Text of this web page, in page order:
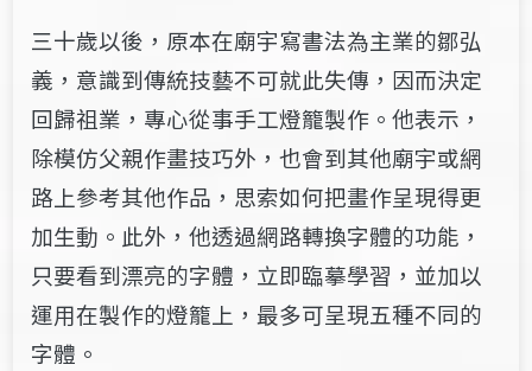
三十歲以後，原本在廟宇寫書法為主業的鄒弘
義，意識到傳統技藝不可就此失傳，因而決定
回歸祖業，專心從事手工燈籠製作。他表示，
除模仿父親作畫技巧外，也會到其他廟宇或網
路上參考其他作品，思索如何把畫作呈現得更
加生動。此外，他透過網路轉換字體的功能，
只要看到漂亮的字體，立即臨摹學習，並加以
運用在製作的燈籠上，最多可呈現五種不同的
字體。